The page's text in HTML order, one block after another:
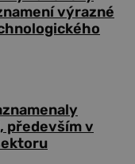
výrazné
především v